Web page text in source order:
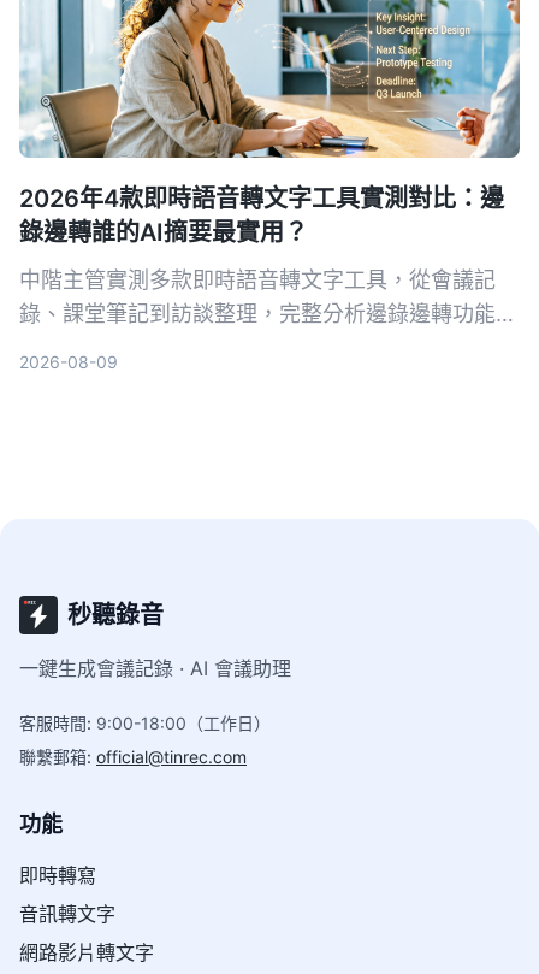
2026年4款即時語音轉文字工具實測對比：邊
錄邊轉誰的AI摘要最實用？
中階主管實測多款即時語音轉文字工具，從會議記
錄、課堂筆記到訪談整理，完整分析邊錄邊轉功能與
2026-08-09
秒聽錄音
一鍵生成會議記錄 · AI 會議助理
客服時間: 9:00-18:00（工作日）
聯繫郵箱: official@tinrec.com
功能
即時轉寫
音訊轉文字
網路影片轉文字